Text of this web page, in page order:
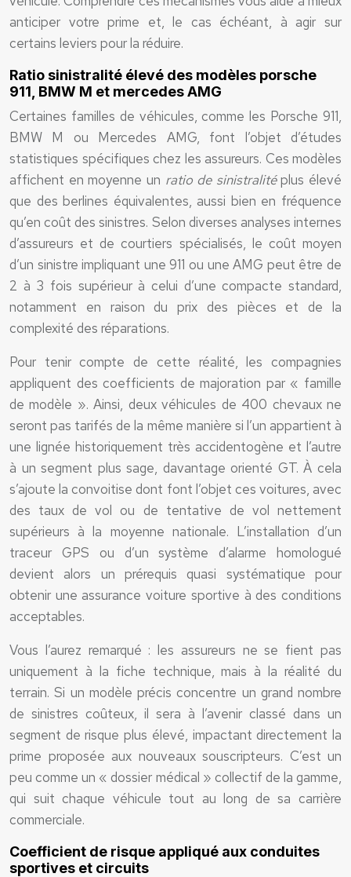
anticiper votre prime et, le cas échéant, à agir sur
certains leviers pour la réduire.
Ratio sinistralité élevé des modèles porsche
911, BMW M et mercedes AMG
Certaines familles de véhicules, comme les Porsche 911,
BMW M ou Mercedes AMG, font l’objet d’études
statistiques spécifiques chez les assureurs. Ces modèles
affichent en moyenne un ratio de sinistralitéplus élevé
que des berlines équivalentes, aussi bien en fréquence
qu’en coût des sinistres. Selon diverses analyses internes
d’assureurs et de courtiers spécialisés, le coût moyen
d’un sinistre impliquant une 911 ou une AMG peut être de
2 à 3 fois supérieur à celui d’une compacte standard,
notamment en raison du prix des pièces et de la
complexité des réparations.
Pour tenir compte de cette réalité, les compagnies
appliquent des coefficients de majoration par « famille
de modèle ». Ainsi, deux véhicules de 400 chevaux ne
seront pas tarifés de la même manière si l’un appartient à
une lignée historiquement très accidentogène et l’autre
à un segment plus sage, davantage orienté GT. À cela
s’ajoute la convoitise dont font l’objet ces voitures, avec
des taux de vol ou de tentative de vol nettement
supérieurs à la moyenne nationale. L’installation d’un
traceur GPS ou d’un système d’alarme homologué
devient alors un prérequis quasi systématique pour
obtenir une assurance voiture sportive à des conditions
acceptables.
Vous l’aurez remarqué : les assureurs ne se fient pas
uniquement à la fiche technique, mais à la réalité du
terrain. Si un modèle précis concentre un grand nombre
de sinistres coûteux, il sera à l’avenir classé dans un
segment de risque plus élevé, impactant directement la
prime proposée aux nouveaux souscripteurs. C’est un
peu comme un « dossier médical » collectif de la gamme,
qui suit chaque véhicule tout au long de sa carrière
commerciale.
Coefficient de risque appliqué aux conduites
sportives et circuits